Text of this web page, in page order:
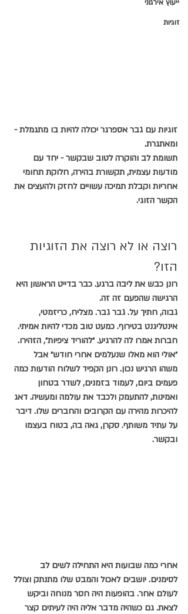
ייעוץ אירגוני
זוגיות
זוגיות עם גבר אספרגר יכולה להיות בו מתגמלת -
ומאתגרת.
תשומת לב והוקרה לטוב שבקשר - יחד עם
מודעות עצמית, תקשורת בהירה, חלוקת תחומי
אחריות וקבלת תמיכה עשויים לחזק ולהעצים את
הקשר הזוגי.
רוצה או לא רוצה את הזוגיות
הזו?
רונן כבש את ליבה ברגע. כבר בדייט הראשון היא
הרגישה שהפעם זה זה.
גבוה, חתיך על. גבר גבר. מצליח, כריזמטי,
אינטליגנט בטירוף. כמעט טוב מכדי להיות אמיתי.
חברות אמרו לה להרגיע. ״להוריד ציפיות״, הזהירו.
״אולי הוא מאלו שנעלמים אחרי חודש״ אבל
משהו הרגיש נכון. רונן הקפיד לשלוח הודעות כמה
פעמים ביום, לעמוד בזמנים, לשדר בטחון
ואמינות, להתעמק ולכבד את עולמה ומעשיה. דאג
להיכרות מהירה עם הקרובים והחברים שלו. דיבר
על עתיד משותף. סקרן, גאה בה, בטוח בעצמו
ובקשר.
אחרי כמה שבועות היא התחילה לשים לב
לסימנים. יושבים לאכול והמבט שלו מתנתק וצולל
לעולם אחר. בהופעות היה חסר מנוחה וביקש
לצאת. גם כשהיה מדבר אליה היה לעיתים קצר